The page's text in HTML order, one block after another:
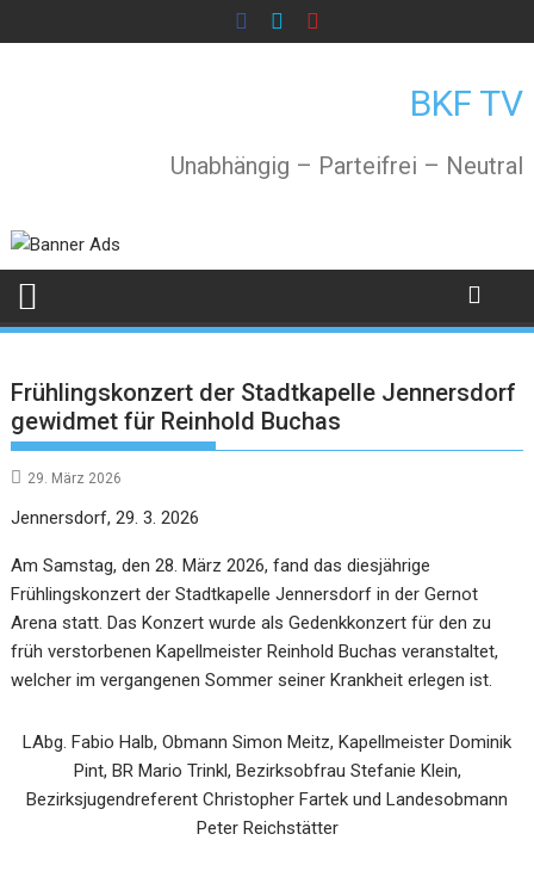
to
BKF TV
Unabhängig – Parteifrei – Neutral
Frühlingskonzert der Stadtkapelle Jennersdorf
gewidmet für Reinhold Buchas
29. März 2026
Jennersdorf, 29. 3. 2026
Am Samstag, den 28. März 2026, fand das diesjährige
Frühlingskonzert der Stadtkapelle Jennersdorf in der Gernot
Arena statt. Das Konzert wurde als Gedenkkonzert für den zu
früh verstorbenen Kapellmeister Reinhold Buchas veranstaltet,
welcher im vergangenen Sommer seiner Krankheit erlegen ist.
LAbg. Fabio Halb, Obmann Simon Meitz, Kapellmeister Dominik
Pint, BR Mario Trinkl, Bezirksobfrau Stefanie Klein,
Bezirksjugendreferent Christopher Fartek und Landesobmann
Peter Reichstätter